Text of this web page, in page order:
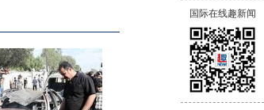
国际在线趣新闻